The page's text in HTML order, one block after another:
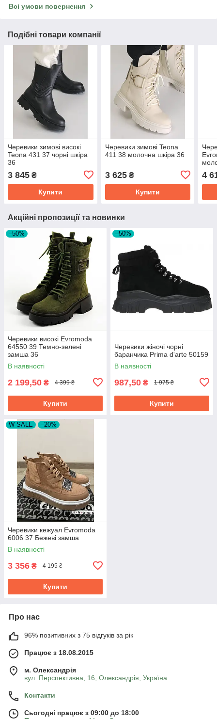
Всі умови повернення
Подібні товари компанії
Черевики зимові високі
Teona 431 37 чорні шкіра
36
3 845 ₴
Купити
Черевики зимові Teona
411 38 молочна шкіра 36
3 625₴
Купити
4
Акційні пропозиції та новинки
–50%
Черевики високі Evromoda
64550 39 Темно-зелені
замша 36
В наявності
2 199,50 ₴ 4 399 ₴
Купити
–50%
Черевики жіночі чорні
баранчика Prima d'arte 50159
В наявності
987,50 ₴ 1 975 ₴
Купити
W SALE –20%
Черевики кежуал Evromoda
6006 37 Бежеві замша
В наявності
3 356 ₴ 4 195 ₴
Купити
Про нас
96% позитивних з 75 відгуків за рік
Працює з 18.08.2015
м. Олександрія
вул. Перспективна, 16, Олександрія, Україна
Контакти
Сьогодні працює з 09:00 до 18:00